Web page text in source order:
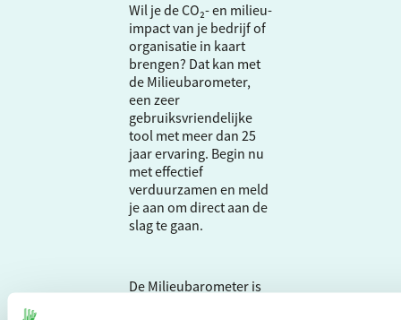
Wil je de CO₂- en milieu-
impact van je bedrijf of
organisatie in kaart
brengen? Dat kan met
de Milieubarometer,
een zeer
gebruiksvriendelijke
tool met meer dan 25
jaar ervaring. Begin nu
met effectief
verduurzamen en meld
je aan om direct aan de
slag te gaan.
De Milieubarometer is